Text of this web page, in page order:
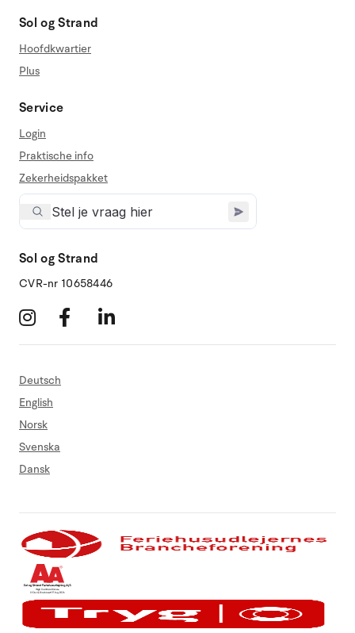
Sol og Strand
Hoofdkwartier
Plus
Service
Login
Praktische info
Zekerheidspakket
Sol og Strand
CVR-nr 10658446
Deutsch
English
Norsk
Svenska
Dansk